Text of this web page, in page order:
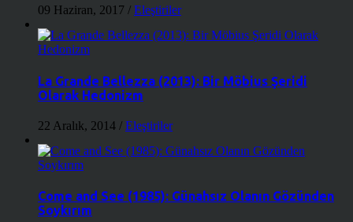
09 Haziran, 2017 / Eleştiriler
La Grande Bellezza (2013): Bir Möbius Şeridi
Olarak Hedonizm
22 Aralık, 2014 / Eleştiriler
Come and See (1985): Günahsız Olanın Gözünden
Soykırım